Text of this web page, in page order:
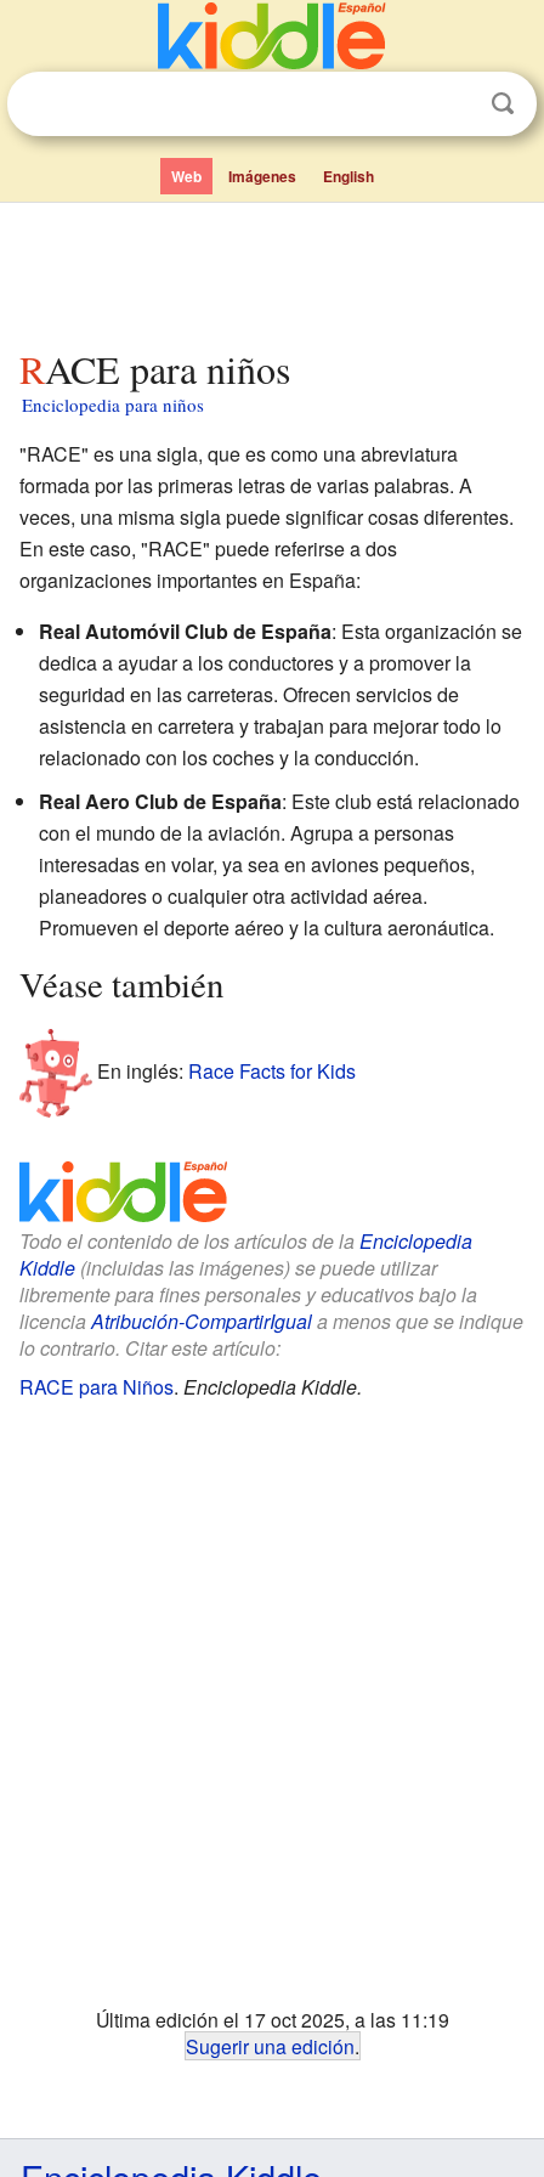
Web Imágenes English
RACE para niños
Enciclopedia para niños
"RACE" es una sigla, que es como una abreviatura
formada por las primeras letras de varias palabras. A
veces, una misma sigla puede significar cosas diferentes.
En este caso, "RACE" puede referirse a dos
organizaciones importantes en España:
Real Automóvil Club de España: Esta organización se
dedica a ayudar a los conductores y a promover la
seguridad en las carreteras. Ofrecen servicios de
asistencia en carretera y trabajan para mejorar todo lo
relacionado con los coches y la conducción.
Real Aero Club de España: Este club está relacionado
con el mundo de la aviación. Agrupa a personas
interesadas en volar, ya sea en aviones pequeños,
planeadores o cualquier otra actividad aérea.
Promueven el deporte aéreo y la cultura aeronáutica.
Véase también
En inglés: Race Facts for Kids
Todo el contenido de los artículos de la Enciclopedia
Kiddle (incluidas las imágenes) se puede utilizar
libremente para fines personales y educativos bajo la
licenciaAtribución-CompartirIguala menos que se indique
lo contrario. Citar este artículo:
RACE para Niños. Enciclopedia Kiddle.
Última edición el 17 oct 2025, a las 11:19
Sugerir una edición.